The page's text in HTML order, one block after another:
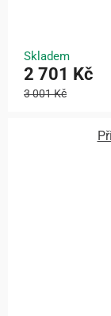
Skladem
2 701 Kč
3 001 Kč